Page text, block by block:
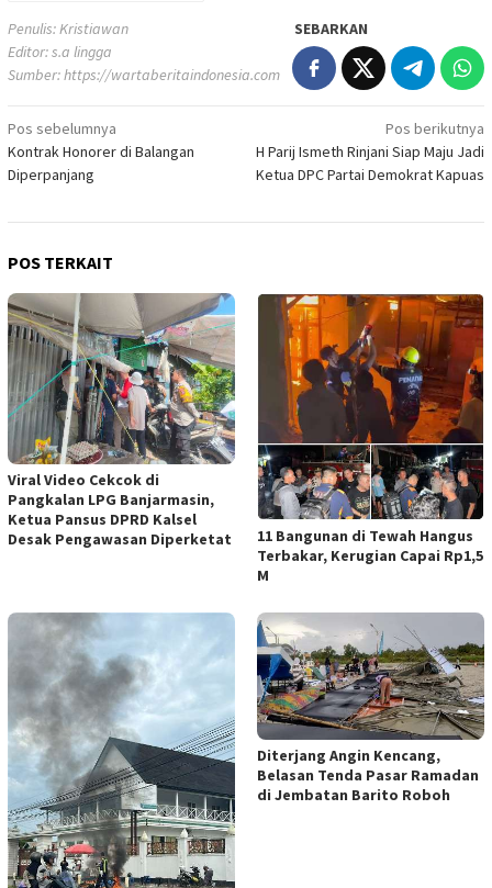
Penulis: Kristiawan
Editor: s.a lingga
Sumber:https://wartaberitaindonesia.com
SEBARKAN
Navigasi
pos
Pos sebelumnya
Kontrak Honorer di Balangan
Diperpanjang
Pos berikutnya
H Parij Ismeth Rinjani Siap Maju Jadi
Ketua DPC Partai Demokrat Kapuas
POS TERKAIT
Viral Video Cekcok di
Pangkalan LPG Banjarmasin,
Ketua Pansus DPRD Kalsel
Desak Pengawasan Diperketat
11 Bangunan di Tewah Hangus
Terbakar, Kerugian Capai Rp1,5
M
Diterjang Angin Kencang,
Belasan Tenda Pasar Ramadan
di Jembatan Barito Roboh